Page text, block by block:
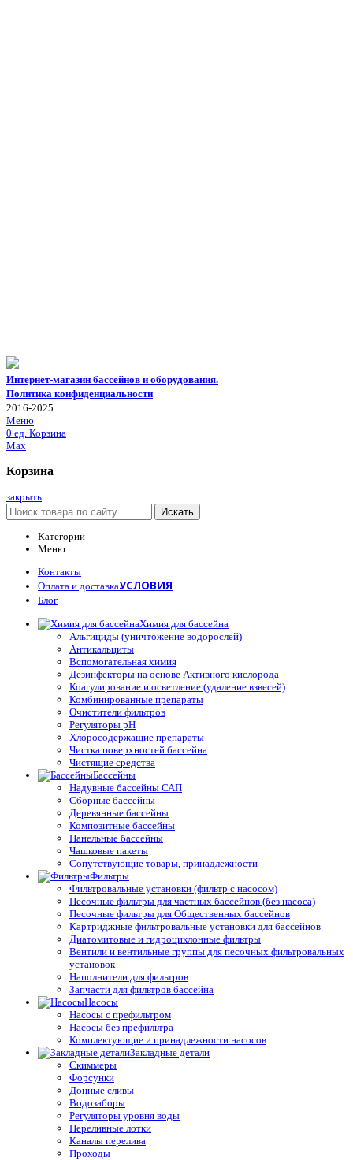
Интернет-магазин бассейнов и оборудования.
Политика конфиденциальности
2016-2025.
Меню
0 ед. Корзина
Max
Корзина
закрыть
Искать
Категории
Меню
Контакты
Оплата и доставкаУСЛОВИЯ
Блог
Химия для бассейна
Альгициды (уничтожение водорослей)
Антикальциты
Вспомогательная химия
Дезинфекторы на основе Активного кислорода
Коагулирование и осветление (удаление взвесей)
Комбинированные препараты
Очистители фильтров
Регуляторы pH
Хлоросодержащие препараты
Чистка поверхностей бассейна
Чистящие средства
Бассейны
Надувные бассейны САП
Сборные бассейны
Деревянные бассейны
Композитные бассейны
Панельные бассейны
Чашковые пакеты
Сопутствующие товары, принадлежности
Фильтры
Фильтровальные установки (фильтр с насосом)
Песочные фильтры для частных бассейнов (без насоса)
Песочные фильтры для Общественных бассейнов
Картриджные фильтровальные установки для бассейнов
Диатомитовые и гидроциклонные фильтры
Вентили и вентильные группы для песочных фильтровальных
установок
Наполнители для фильтров
Запчасти для фильтров бассейна
Насосы
Насосы с префильтром
Насосы без префильтра
Комплектующие и принадлежности насосов
Закладные детали
Скиммеры
Форсунки
Донные сливы
Водозаборы
Регуляторы уровня воды
Переливные лотки
Каналы перелива
Проходы